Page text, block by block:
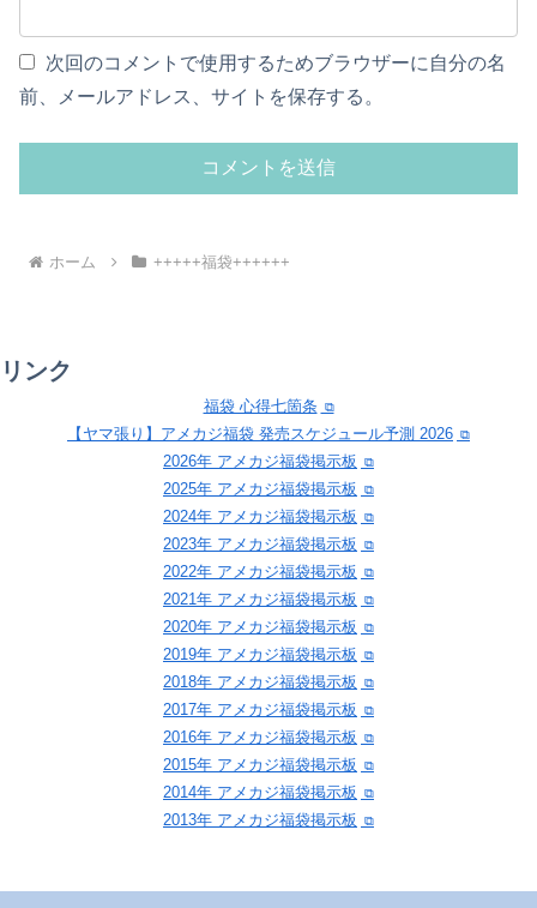
次回のコメントで使用するためブラウザーに自分の名
前、メールアドレス、サイトを保存する。
ホーム +++++福袋++++++
リンク
福袋 心得七箇条
【ヤマ張り】アメカジ福袋 発売スケジュール予測 2026
2026年 アメカジ福袋掲示板
2025年 アメカジ福袋掲示板
2024年 アメカジ福袋掲示板
2023年 アメカジ福袋掲示板
2022年 アメカジ福袋掲示板
2021年 アメカジ福袋掲示板
2020年 アメカジ福袋掲示板
2019年 アメカジ福袋掲示板
2018年 アメカジ福袋掲示板
2017年 アメカジ福袋掲示板
2016年 アメカジ福袋掲示板
2015年 アメカジ福袋掲示板
2014年 アメカジ福袋掲示板
2013年 アメカジ福袋掲示板